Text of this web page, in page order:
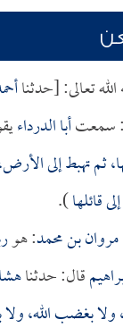
تعالى: [حدثنا
سمعتأبا الدرداء
ثم تهبط إلى
قائلها).
مروان بن محمد: هو
قال: حدثنا
ولا بغضب الله، ولا